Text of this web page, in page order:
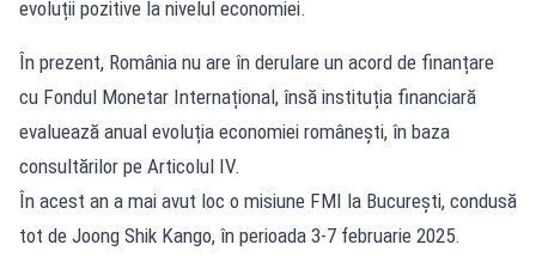
evoluții pozitive la nivelul economiei.
În prezent, România nu are în derulare un acord de finanțare
cu Fondul Monetar Internațional, însă instituția financiară
evaluează anual evoluția economiei românești, în baza
consultărilor pe Articolul IV.
În acest an a mai avut loc o misiune FMI la București, condusă
tot de Joong Shik Kango, în perioada 3-7 februarie 2025.